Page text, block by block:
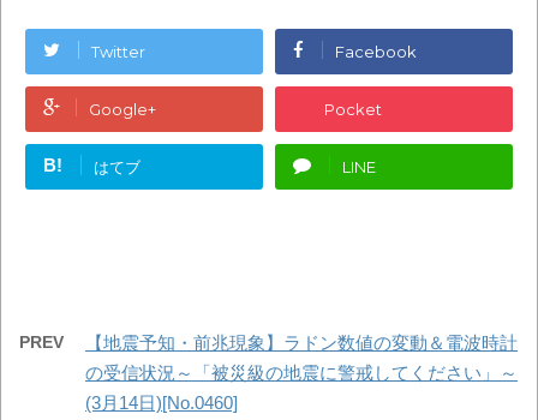
Twitter Facebook
Google+ Pocket
B! はてブ LINE
PREV
【地震予知・前兆現象】ラドン数値の変動＆電波時計
の受信状況～「被災級の地震に警戒してください」～
(3月14日)[No.0460]